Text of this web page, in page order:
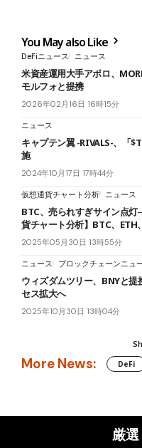
You May also Like
DeFiニュース ニュース
米資産運用大手アポロ、
モルフォと提携
2026年02月16日 16時15分
ニュース
キャプテン翼 -RIVALS-、「
施
2024年10月17日 17時44分
仮想通貨チャート分析 ニュース
BTC、売られすぎサイン点
貨チャート分析】BTC、ETH
2025年05月30日 13時55分
ニュース ブロックチェーンニュ
ウィズダムツリー、BNYと
セス拡大へ
2025年10月30日 13時04分
More News: DeFi
厳